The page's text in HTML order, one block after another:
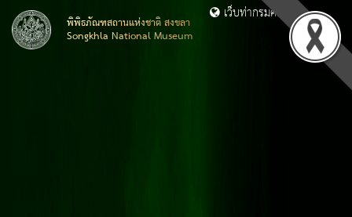
พิพิธภัณฑสถานแห่งชาติ สงขลา
Songkhla National Museum
เว็บท่ากรมศิลปากร